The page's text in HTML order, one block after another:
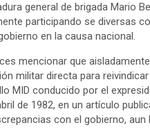
general de brigada Mario
participando se diversas
en la causa nacional.
mencionar que
militar directa para
MID conducido por el
de 1982, en un artículo
con el gobierno,